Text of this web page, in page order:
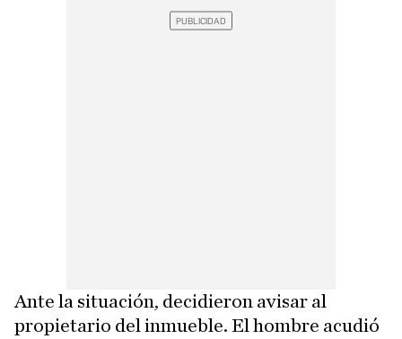
Ante la situación, decidieron avisar al
propietario del inmueble. El hombre acudió